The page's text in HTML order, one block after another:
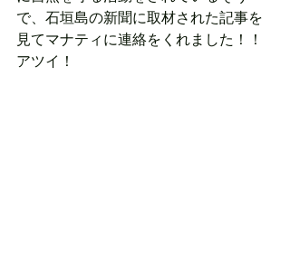
で、石垣島の新聞に取材された記事を
見てマナティに連絡をくれました！！
アツイ！